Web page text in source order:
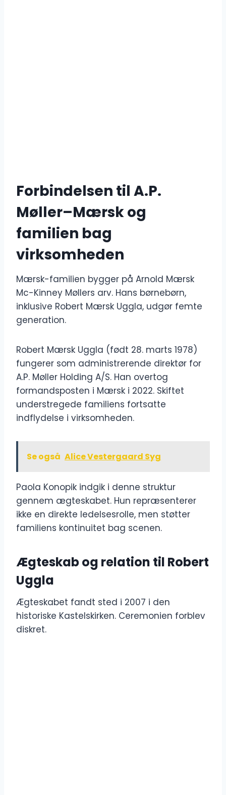
Forbindelsen til A.P.
Møller–Mærsk og
familien bag
virksomheden
Mærsk-familien bygger på Arnold Mærsk
Mc-Kinney Møllers arv. Hans børnebørn,
inklusive Robert Mærsk Uggla, udgør femte
generation.
Robert Mærsk Uggla (født 28. marts 1978)
fungerer som administrerende direktør for
A.P. Møller Holding A/S. Han overtog
formandsposten i Mærsk i 2022. Skiftet
understregede familiens fortsatte
indflydelse i virksomheden.
Se også Alice Vestergaard Syg
Paola Konopik indgik i denne struktur
gennem ægteskabet. Hun repræsenterer
ikke en direkte ledelsesrolle, men støtter
familiens kontinuitet bag scenen.
Ægteskab og relation til Robert
Uggla
Ægteskabet fandt sted i 2007 i den
historiske Kastelskirken. Ceremonien forblev
diskret.